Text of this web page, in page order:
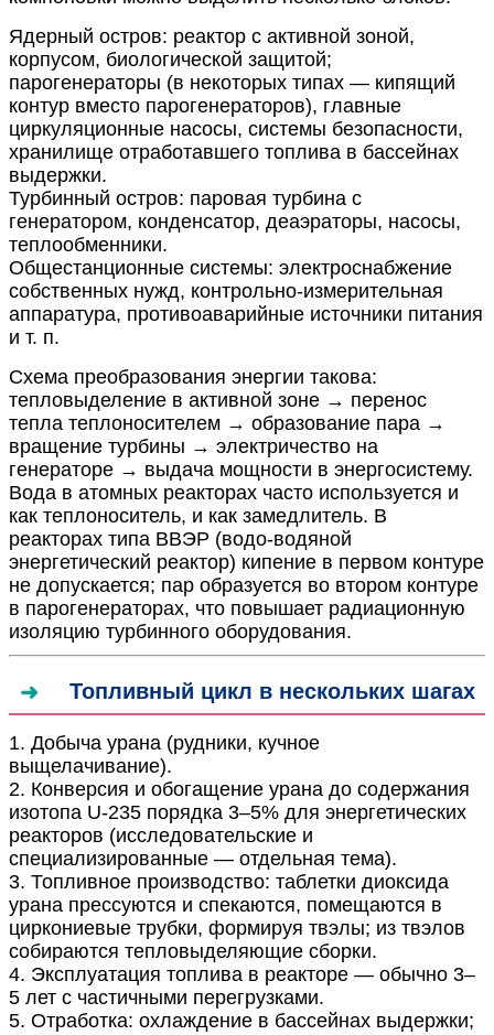
Ядерный остров: реактор с активной зоной,
корпусом, биологической защитой;
парогенераторы (в некоторых типах — кипящий
контур вместо парогенераторов), главные
циркуляционные насосы, системы безопасности,
хранилище отработавшего топлива в бассейнах
выдержки.
Турбинный остров: паровая турбина с
генератором, конденсатор, деаэраторы, насосы,
теплообменники.
Общестанционные системы: электроснабжение
собственных нужд, контрольно-измерительная
аппаратура, противоаварийные источники питания
и т. п.
Схема преобразования энергии такова:
тепловыделение в активной зоне → перенос
тепла теплоносителем → образование пара →
вращение турбины → электричество на
генераторе → выдача мощности в энергосистему.
Вода в атомных реакторах часто используется и
как теплоноситель, и как замедлитель. В
реакторах типа ВВЭР (водо-водяной
энергетический реактор) кипение в первом контуре
не допускается; пар образуется во втором контуре
в парогенераторах, что повышает радиационную
изоляцию турбинного оборудования.
Топливный цикл в нескольких шагах
1. Добыча урана (рудники, кучное
выщелачивание).
2. Конверсия и обогащение урана до содержания
изотопа U-235 порядка 3–5% для энергетических
реакторов (исследовательские и
специализированные — отдельная тема).
3. Топливное производство: таблетки диоксида
урана прессуются и спекаются, помещаются в
циркониевые трубки, формируя твэлы; из твэлов
собираются тепловыделяющие сборки.
4. Эксплуатация топлива в реакторе — обычно 3–
5 лет с частичными перегрузками.
5. Отработка: охлаждение в бассейнах выдержки;